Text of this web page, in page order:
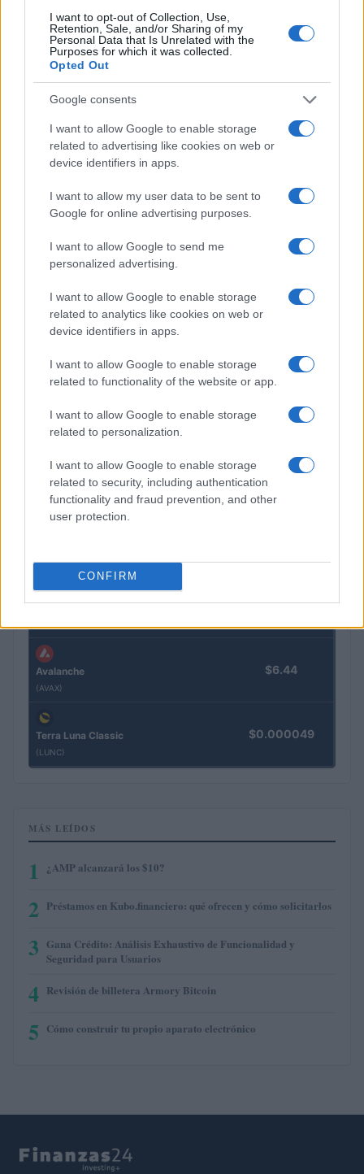
I want to opt-out of Collection, Use,
Retention, Sale, and/or Sharing of my
Personal Data that Is Unrelated with the
Purposes for which it was collected.
Opted Out
Google consents
I want to allow Google to enable storage
related to advertising like cookies on web or
device identifiers in apps.
I want to allow my user data to be sent to
Google for online advertising purposes.
I want to allow Google to send me
personalized advertising.
I want to allow Google to enable storage
related to analytics like cookies on web or
device identifiers in apps.
I want to allow Google to enable storage
related to functionality of the website or app.
I want to allow Google to enable storage
related to personalization.
I want to allow Google to enable storage
related to security, including authentication
functionality and fraud prevention, and other
user protection.
CONFIRM
Diego Martín · 7 Ago 2026
COTIZACIONES CRYPTO
Precio
(BTC)
(ETH)
(BNB)
$592.66
XRP
(XRP)
$1.02
Cardano $0.201
Avalanche
(AVAX)
$6.44
Terra Luna Classic
(LUNC)
$0.000049
MÁS LEÍDOS
1 ¿AMP alcanzará los $10?
2 Préstamos en Kubo.financiero: qué ofrecen y cómo solicitarlos
3 Gana Crédito: Análisis Exhaustivo de Funcionalidad y
Seguridad para Usuarios
4 Revisión de billetera Armory Bitcoin
5 Cómo construir tu propio aparato electrónico